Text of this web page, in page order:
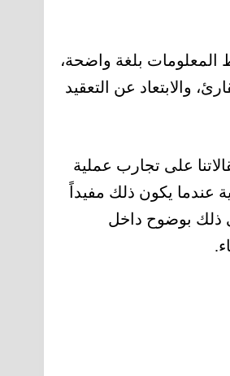
بلغة واضحة،
والابتعاد عن التعقيد
على تجارب عملية
عندما يكون ذلك مفيداً
ذلك بوضوح داخل